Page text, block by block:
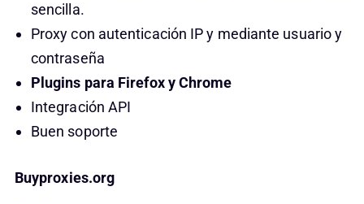
sencilla.
Proxy con autenticación IP y mediante usuario y
contraseña
Plugins para Firefox y Chrome
Integración API
Buen soporte
Buyproxies.org